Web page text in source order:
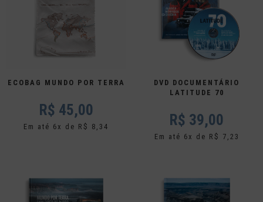
ECOBAG MUNDO POR TERRA
R$ 45,00
Em até 6x de R$ 8,34
DVD DOCUMENTÁRIO
LATITUDE 70
R$ 39,00
Em até 6x de R$ 7,23